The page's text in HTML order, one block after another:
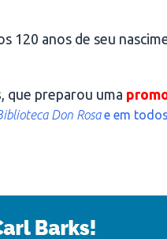
120 anos de seu
, que preparou uma
Don Rosae em